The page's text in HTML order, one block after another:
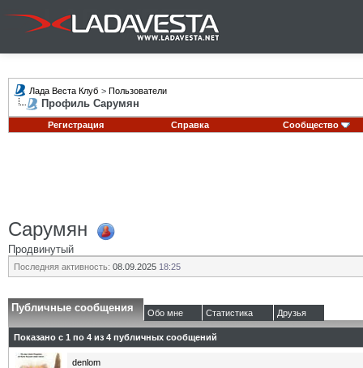
Лада Веста Клуб > Пользователи
Профиль Сарумян
Регистрация Справка Сообщество
Сарумян
Продвинутый
Последняя активность: 08.09.2025 18:25
Публичные сообщения Обо мне Статистика Друзья
Показано с 1 по 4 из 4 публичных сообщений
denlom